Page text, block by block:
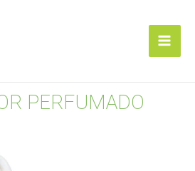
PERFUMADO